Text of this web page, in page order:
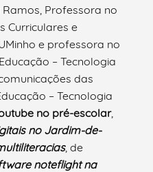
Professora no
Curriculares e
e professora no
– Tecnologia
das
– Tecnologia
no pré-escolar,
no Jardim-de-
, de
noteflight na